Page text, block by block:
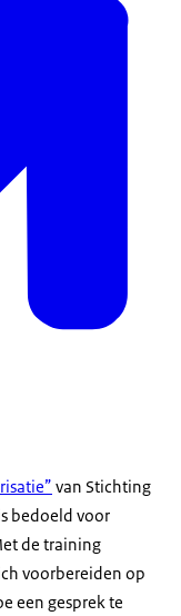
van Stichting
bedoeld voor
de training
voorbereiden op
een gesprek te